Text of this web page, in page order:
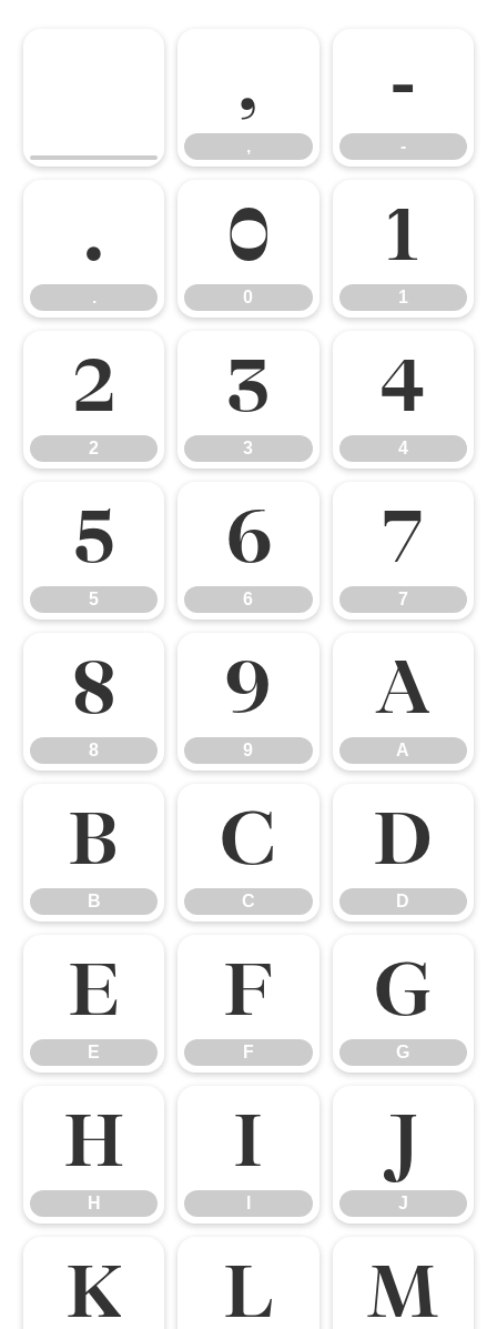
,
,
-
-
.
.
0
0
1
1
2
2
3
3
4
4
5
5
6
6
7
7
8
8
9
9
A
A
B
B
C
C
D
D
E
E
F
F
G
G
H
H
I J
J
K L M